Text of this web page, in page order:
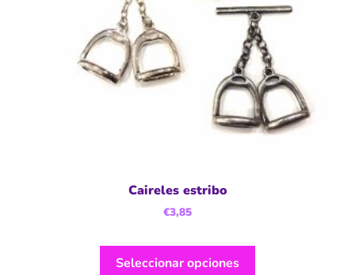
Caireles estribo
€3,85
Seleccionar opciones